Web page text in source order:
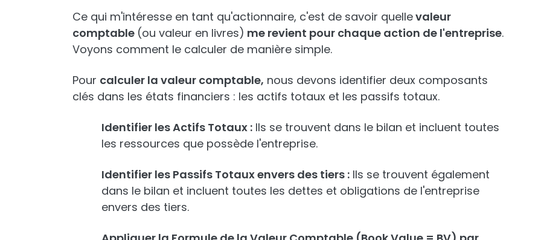
Ce qui m'intéresse en tant qu'actionnaire, c'est de savoir quellevaleur
comptable (ou valeur en livres) me revient pour chaque action de l'entreprise.
Voyons comment le calculer de manière simple.
Pour calculer la valeur comptable, nous devons identifier deux composants
clés dans les états financiers : les actifs totaux et les passifs totaux.
Identifier les Actifs Totaux : Ils se trouvent dans le bilan et incluent toutes
les ressources que possède l'entreprise.
Identifier les Passifs Totaux envers des tiers : Ils se trouvent également
dans le bilan et incluent toutes les dettes et obligations de l'entreprise
envers des tiers.